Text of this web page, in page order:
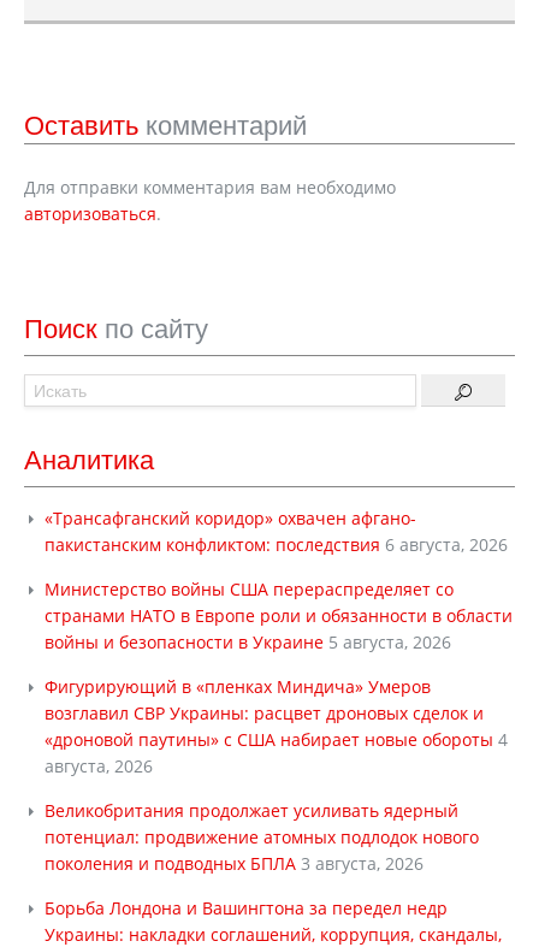
Оставить комментарий
Для отправки комментария вам необходимо
авторизоваться.
Поиск по сайту
Аналитика
«Трансафганский коридор» охвачен афгано-
пакистанским конфликтом: последствия 6 августа, 2026
Министерство войны США перераспределяет со
странами НАТО в Европе роли и обязанности в области
войны и безопасности в Украине 5 августа, 2026
Фигурирующий в «пленках Миндича» Умеров
возглавил СВР Украины: расцвет дроновых сделок и
«дроновой паутины» с США набирает новые обороты 4
августа, 2026
Великобритания продолжает усиливать ядерный
потенциал: продвижение атомных подлодок нового
поколения и подводных БПЛА 3 августа, 2026
Борьба Лондона и Вашингтона за передел недр
Украины: накладки соглашений, коррупция, скандалы,